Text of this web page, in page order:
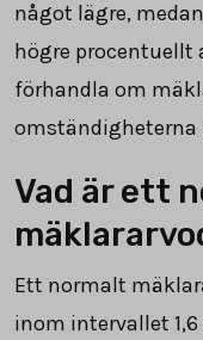
något lägre,
högre procentuellt
förhandla om
Vad är ett
Ett normalt
inom intervallet